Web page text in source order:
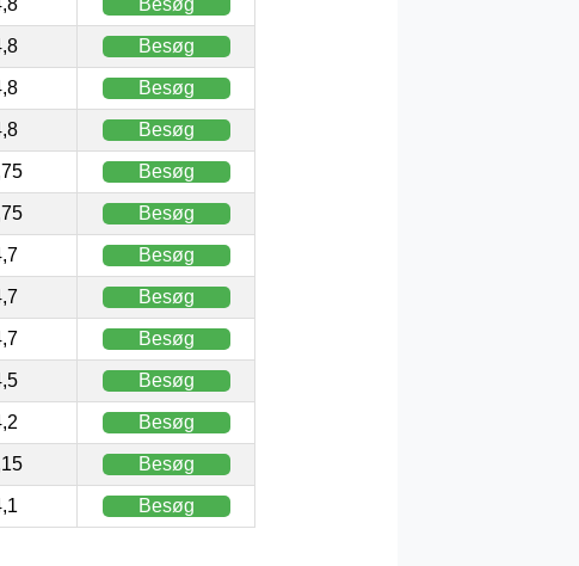
Besøg
Besøg
Besøg
Besøg
Besøg
Besøg
Besøg
Besøg
Besøg
Besøg
Besøg
Besøg